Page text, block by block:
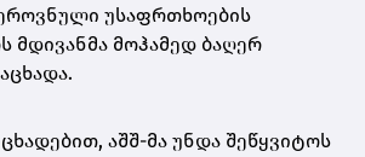
ეროვნული უსაფრთხოების
მდივანმა მოჰამედ ბაღერ
აშშ-მა უნდა შეწყვიტოს